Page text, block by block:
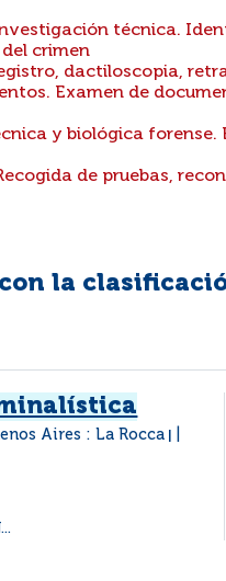
técnica.
crimen
dactiloscopia,
Examen de
y biológica forense.
de pruebas,
la
Aires : La Rocca